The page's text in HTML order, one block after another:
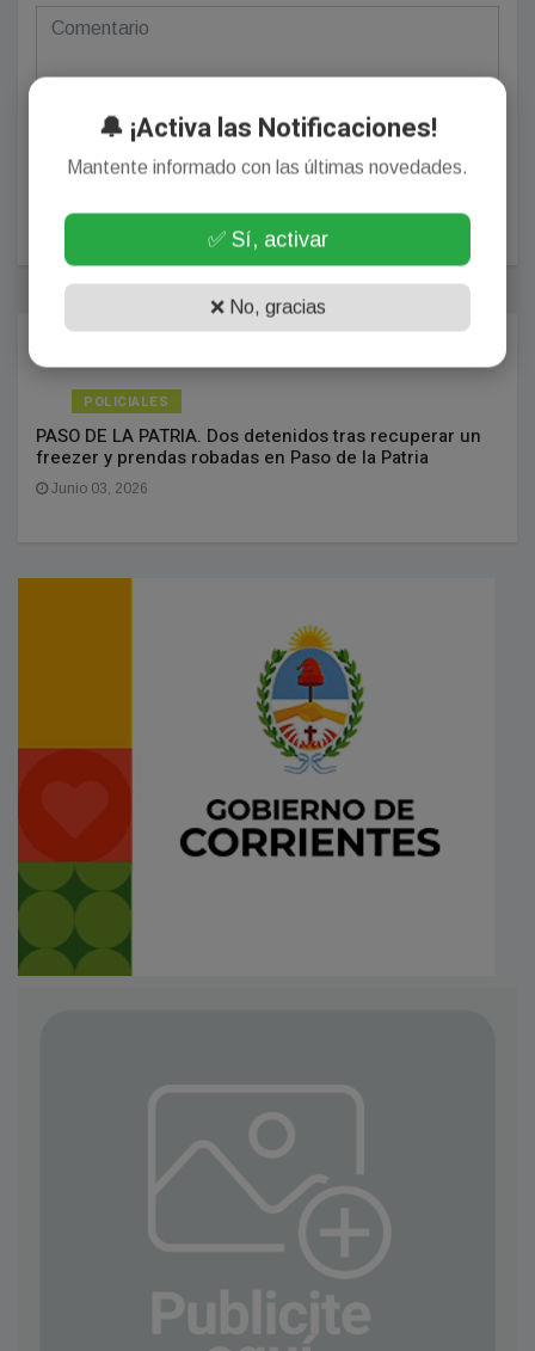
POLICIALES
PASO DE LA PATRIA. Dos detenidos tras recuperar un
freezer y prendas robadas en Paso de la Patria
Junio 03, 2026
🔔 ¡Activa las Notificaciones!
Mantente informado con las últimas novedades.
✅ Sí, activar
❌ No, gracias